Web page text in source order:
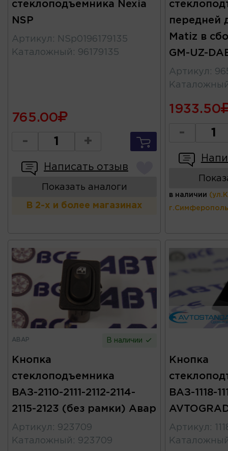
стеклоподъемника Nexia
NSP
Артикул :
NSp0196179135
Каталожный : 96179135
765.00
- +
Написать отзыв
Показать аналоги
В 2-х и более магазинах
передней
Matiz в
GM-UZ-
Артикул :
1933.50
-
в наличии
АВАР В наличии
Кнопка
стеклоподъемника
ВАЗ-2110-2111-2112-2114-
2115-2123 (без рамки) Авар
Артикул : 923709
Каталожный : 923709
Кнопка
ВАЗ-1118-
Артикул :